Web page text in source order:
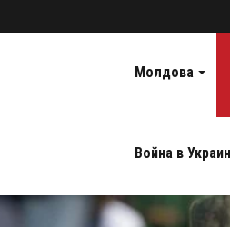
Молдова
Война в